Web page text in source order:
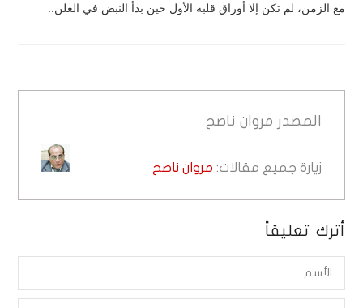
مع الزمن، لم تكن إلا أوراق قلبه الأول حين بدأ النبض في العلن..
المصدر مروان ناصح
زيارة جميع مقالات: مروان ناصح
أترك تعليقاً